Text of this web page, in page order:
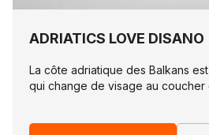
ADRIATICS LOVE DISANO
La côte adriatique des Balkans
qui change de visage au coucher